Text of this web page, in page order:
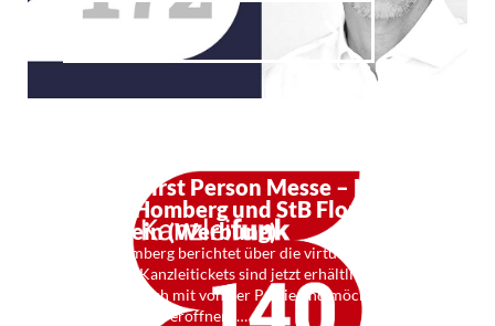
kf 140: First Person Messe – Mit
Stefan Homberg und StB Florian
Karbstein (Werbung)
Stefan Homberg berichtet über die virtuelle StB-Expo.
Early-Bird-Kanzleitickets sind jetzt erhältlich. StB
Florian ist auch mit von der Partie und möchte dort
ein Kochstudio eröffnen. …